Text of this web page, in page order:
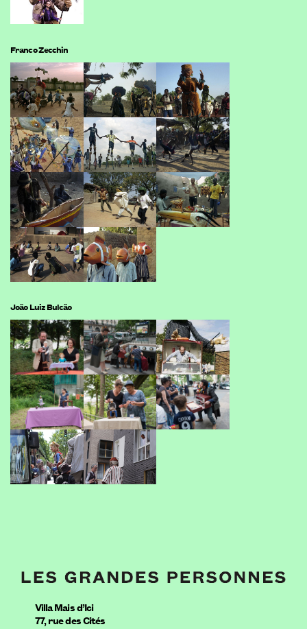
Franco Zecchin
João Luiz Bulcão
Villa Mais d’Ici
77, rue des Cités